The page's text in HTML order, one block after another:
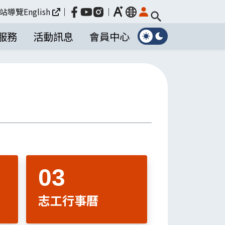
導覽English ｜ ｜ 放大
務 活動訊息 會員中心
志工行事曆